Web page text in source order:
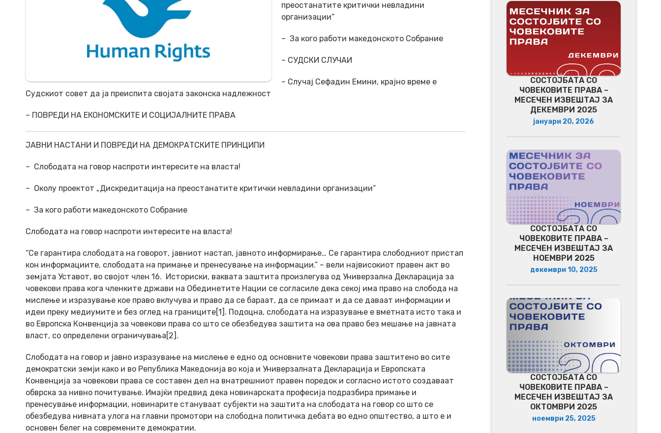
преостанатите критички невладини
организации“
– За кого работи македонското Собрание
– СУДСКИ СЛУЧАИ
– Случај Сефадин Емини, крајно време е
Судскиот совет да ја преиспита својата законска надлежност
– ПОВРЕДИ НА ЕКОНОМСКИТЕ И СОЦИЈАЛНИТЕ ПРАВА
ЈАВНИ НАСТАНИ И ПОВРЕДИ НА ДЕМОКРАТСКИТЕ ПРИНЦИПИ
– Слободата на говор наспроти интересите на власта!
– Околу проектот „Дискредитација на преостанатите критички невладини организации“
– За кого работи македонското Собрание
Слободата на говор наспроти интересите на власта!
“Се гарантира слободата на говорот, јавниот настап, јавното информирање… Се гарантира слободниот пристап
кон информациите, слободата на примање и пренесување на информации.” – вели највисокиот правен акт во
земјата Уставот, во својот член 16. Историски, ваквата заштита произлегува од Универзална Декларација за
човекови права кога членките држави на Обединетите Нации се согласиле дека секој има право на слобода на
мислење и изразување кое право вклучува и право да се бараат, да се примаат и да се даваат информации и
идеи преку медиумите и без оглед на границите[1]. Подоцна, слободата на изразување е вметната исто така и
во Европска Конвенција за човекови права со што се обезбедува заштита на ова право без мешање на јавната
власт, со определени ограничувања[2].
Слободата на говор и јавно изразување на мислење е едно од основните човекови права заштитено во сите
демократски земји како и во Република Македонија во која и Универзалната Декларација и Европската
Конвенција за човекови права се составен дел на внатрешниот правен поредок и согласно истото создаваат
обврска за нивно почитување. Имајќи предвид дека новинарската професија подразбира примање и
пренесување информации, новинарите стануваат субјекти на заштита на слободата на говор со што се
обезбедува нивната улога на главни промотори на слободна политичка дебата во едно општество, а што е и
основен белег на современите демократии.
СОСТОЈБАТА СО
ЧОВЕКОВИТЕ ПРАВА –
МЕСЕЧЕН ИЗВЕШТАЈ ЗА
ДЕКЕМВРИ 2025
јануари 20, 2026
СОСТОЈБАТА СО
ЧОВЕКОВИТЕ ПРАВА –
МЕСЕЧЕН ИЗВЕШТАЈ ЗА
НОЕМВРИ 2025
декември 10, 2025
СОСТОЈБАТА СО
ЧОВЕКОВИТЕ ПРАВА –
МЕСЕЧЕН ИЗВЕШТАЈ ЗА
ОКТОМВРИ 2025
ноември 25, 2025